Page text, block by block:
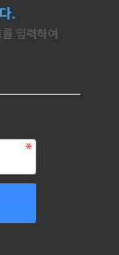
.
입력하여